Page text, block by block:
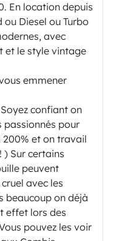
En location depuis
ou Diesel ou Turbo
avec
et le style vintage
emmener
confiant on
pour
et on travail
Sur certains
peuvent
avec les
beaucoup on déjà
effet lors des
pouvez les voir